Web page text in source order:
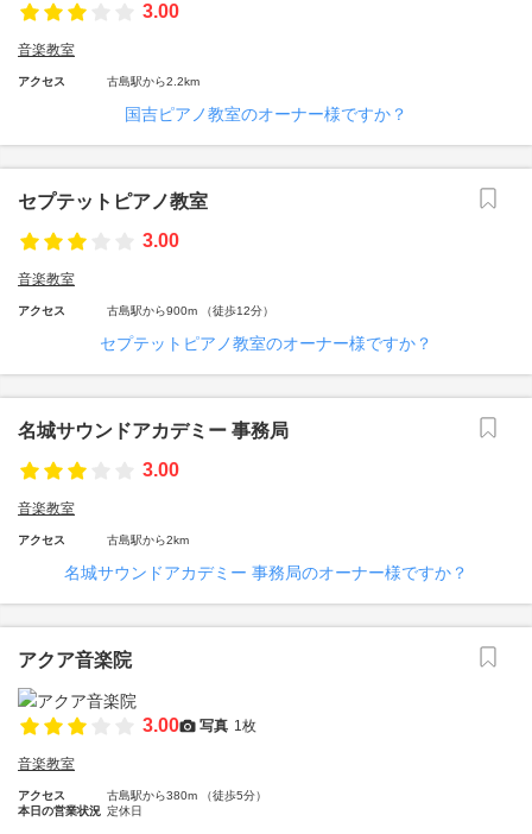
3.00
音楽教室
アクセス 古島駅から2.2km
国吉ピアノ教室のオーナー様ですか？
セプテットピアノ教室
3.00
音楽教室
アクセス 古島駅から900m （徒歩12分）
セプテットピアノ教室のオーナー様ですか？
名城サウンドアカデミー 事務局
3.00
音楽教室
アクセス 古島駅から2km
名城サウンドアカデミー 事務局のオーナー様ですか？
アクア音楽院
3.00 写真 1枚
音楽教室
アクセス
古島駅から380m （徒歩5分）
本日の営業状況 定休日